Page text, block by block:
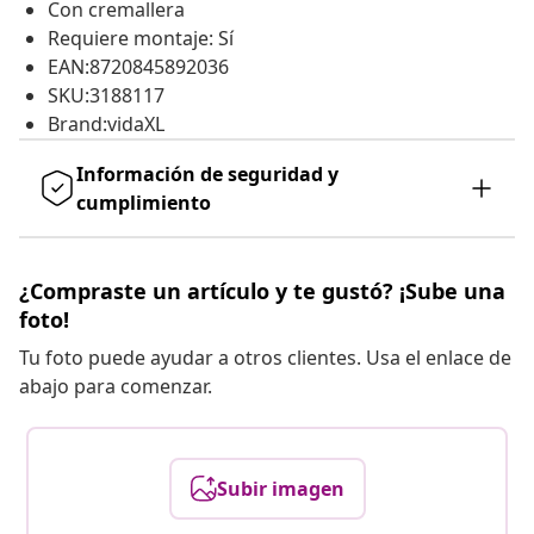
Con cremallera
Requiere montaje: Sí
EAN:8720845892036
SKU:3188117
Brand:vidaXL
Información de seguridad y
cumplimiento
¿Compraste un artículo y te gustó? ¡Sube una
foto!
Tu foto puede ayudar a otros clientes. Usa el enlace de
abajo para comenzar.
Subir imagen